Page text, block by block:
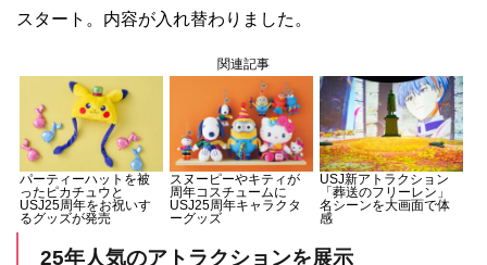
スタート。内容が入れ替わりました。
関連記事
パーティーハットを被
ったピカチュウと
USJ25周年をお祝いす
るグッズが発売
スヌーピーやキティが
周年コスチュームに
USJ25周年キャラクタ
ーグッズ
USJ新アトラクション
「葬送のフリーレン」
名シーンを大画面で体
感
25年人気のアトラクションを展示